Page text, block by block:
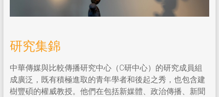
研究集錦
中華傳媒與比較傳播研究中心（C研中心）的研究成員組
成廣泛，既有積極進取的青年學者和後起之秀，也包含建
樹豐碩的權威教授。他們在包括新媒體、政治傳播、新聞